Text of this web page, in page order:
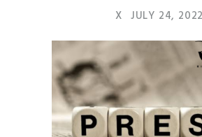
X JULY 24, 2022